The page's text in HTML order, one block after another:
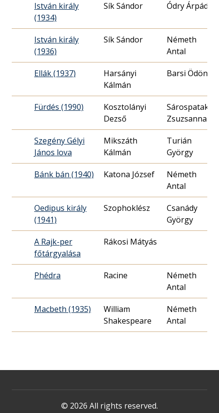
István király
(1934)
Sík Sándor Ódry Árpád
István király
(1936)
Sík Sándor
Németh
Antal
Ellák (1937)
Harsányi
Kálmán
Barsi Ödön
Fürdés (1990)
Kosztolányi
Dezső
Sárospataki
Zsuzsanna
Szegény Gélyi
János lova
Mikszáth
Kálmán
Turián
György
Bánk bán (1940) Katona József
Németh
Antal
Oedipus király
(1941)
Szophoklész
Csanády
György
A Rajk-per
főtárgyalása
Rákosi Mátyás
Phédra Racine
Németh
Antal
Macbeth (1935)
William
Shakespeare
Németh
Antal
© 2026 All rights reserved.